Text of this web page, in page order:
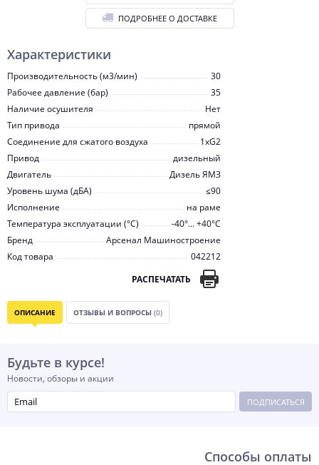
Характеристики
Производительность (м3/мин)
30
Рабочее давление (бар)
35
Наличие осушителя
Нет
Тип привода
прямой
Соединение для сжатого воздуха
1хG2
Привод
дизельный
Двигатель
Дизель ЯМЗ
Уровень шума (дБА)
≤90
Исполнение
на раме
Температура эксплуатации (°С)
-40°... +40°С
Бренд
Арсенал Машиностроение
Код товара
042212
РАСПЕЧАТАТЬ
ПОДРОБНЕЕ О ДОСТАВКЕ
ОПИСАНИЕ ОТЗЫВЫ И ВОПРОСЫ (0)
Будьте в курсе!
Новости, обзоры и акции
ПОДПИСАТЬСЯ
Способы оплаты